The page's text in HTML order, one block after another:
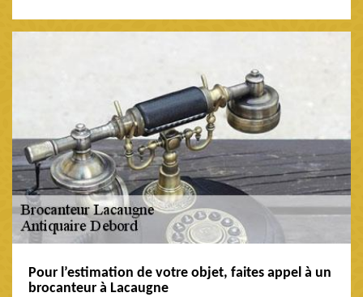
Pour l’estimation de votre objet, faites appel à un
brocanteur à Lacaugne